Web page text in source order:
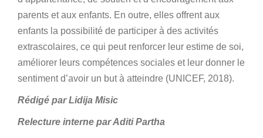
parents et aux enfants. En outre, elles offrent aux
enfants la possibilité de participer à des activités
extrascolaires, ce qui peut renforcer leur estime de soi,
améliorer leurs compétences sociales et leur donner le
sentiment d’avoir un but à atteindre (UNICEF, 2018).
Rédigé par Lidija Misic
Relecture interne par Aditi Partha